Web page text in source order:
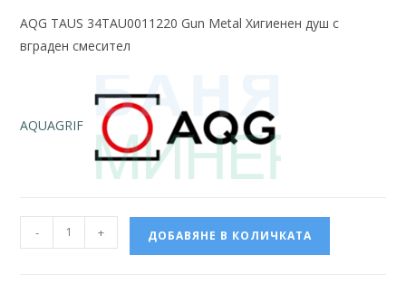
AQG TAUS 34TAU0011220 Gun Metal Хигиенен душ с
вграден смесител
AQUAGRIF
- + ДОБАВЯНЕ В КОЛИЧКАТА